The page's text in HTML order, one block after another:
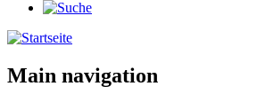
Main navigation